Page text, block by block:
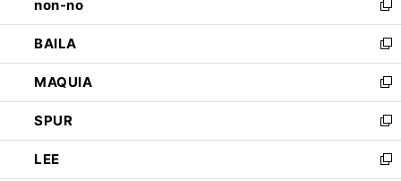
く
で
開
く
い
ウ
ィ
ン
ド
ウ
で
開
く
non-no
新
し
い
ウ
ィ
ン
ド
ウ
で
BAILA
新
し
い
ウ
ィ
ン
ド
MAQUIA
新
し
い
ウ
ィ
SPUR
新
し
い
LEE
新